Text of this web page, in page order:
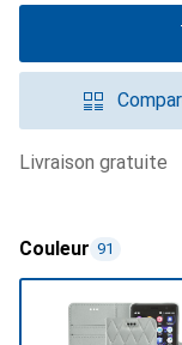
livraison gratuite
Couleur 91